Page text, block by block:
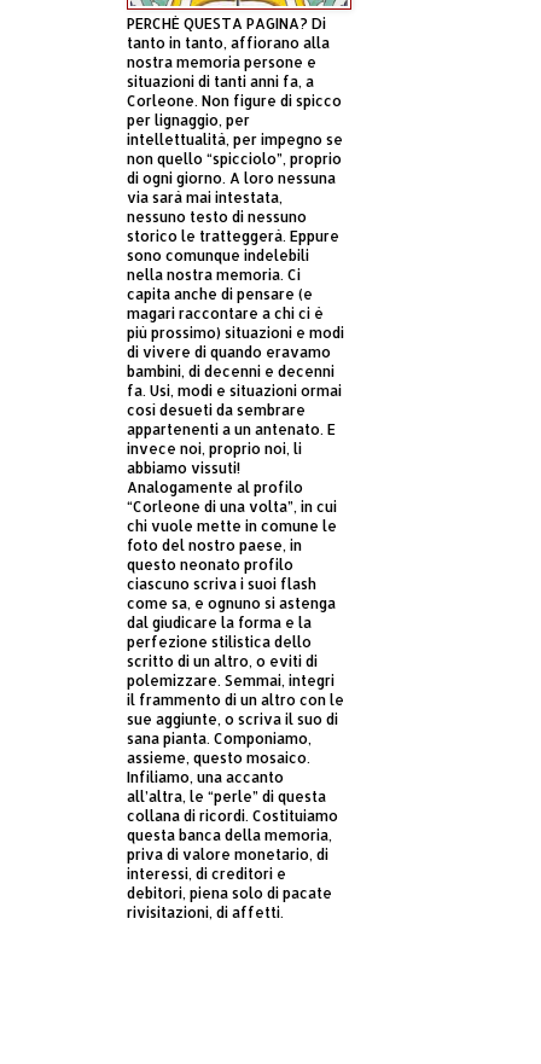
PERCHÈ QUESTA PAGINA? Di
tanto in tanto, affiorano alla
nostra memoria persone e
situazioni di tanti anni fa, a
Corleone. Non figure di spicco
per lignaggio, per
intellettualità, per impegno se
non quello “spicciolo”, proprio
di ogni giorno. A loro nessuna
via sarà mai intestata,
nessuno testo di nessuno
storico le tratteggerà. Eppure
sono comunque indelebili
nella nostra memoria. Ci
capita anche di pensare (e
magari raccontare a chi ci è
più prossimo) situazioni e modi
di vivere di quando eravamo
bambini, di decenni e decenni
fa. Usi, modi e situazioni ormai
così desueti da sembrare
appartenenti a un antenato. E
invece noi, proprio noi, li
abbiamo vissuti!
Analogamente al profilo
“Corleone di una volta”, in cui
chi vuole mette in comune le
foto del nostro paese, in
questo neonato profilo
ciascuno scriva i suoi flash
come sa, e ognuno si astenga
dal giudicare la forma e la
perfezione stilistica dello
scritto di un altro, o eviti di
polemizzare. Semmai, integri
il frammento di un altro con le
sue aggiunte, o scriva il suo di
sana pianta. Componiamo,
assieme, questo mosaico.
Infiliamo, una accanto
all’altra, le “perle” di questa
collana di ricordi. Costituiamo
questa banca della memoria,
priva di valore monetario, di
interessi, di creditori e
debitori, piena solo di pacate
rivisitazioni, di affetti.